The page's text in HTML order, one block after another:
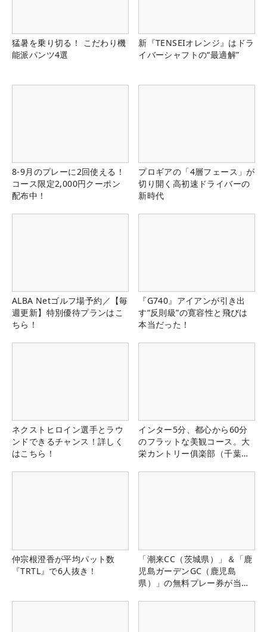
猛暑を乗り切る！ こだわり機
能派パンツ4選
新『TENSEIオレンジ』はドラ
イバーシャフトの“最適解”
8-9月のプレーに2回使える！
コース限定2,000円クーポン
配布中！
プロギアの「4層フェース」が
切り開く高初速ドライバーの
新時代
ALBA Netゴルフ場予約／【毎
週更新】特別優待プランはこ
ちら！
『G740』アイアンが引き出
す“反則級”の寛容性と飛びは
本当だった！
ネクストヒロイン選手とラウ
ンドできるチャンス！詳しく
はこちら！
インター5分、都心から60分
のフラットな美観コース。大
栄カントリー俱楽部（千葉
仲宗根澄香が平均パット数
『TRTL』で6人抜き！
「潮来CC（茨城県）」＆「鹿
児島ガーデンGC（鹿児島
県）」の無料プレー券が当た